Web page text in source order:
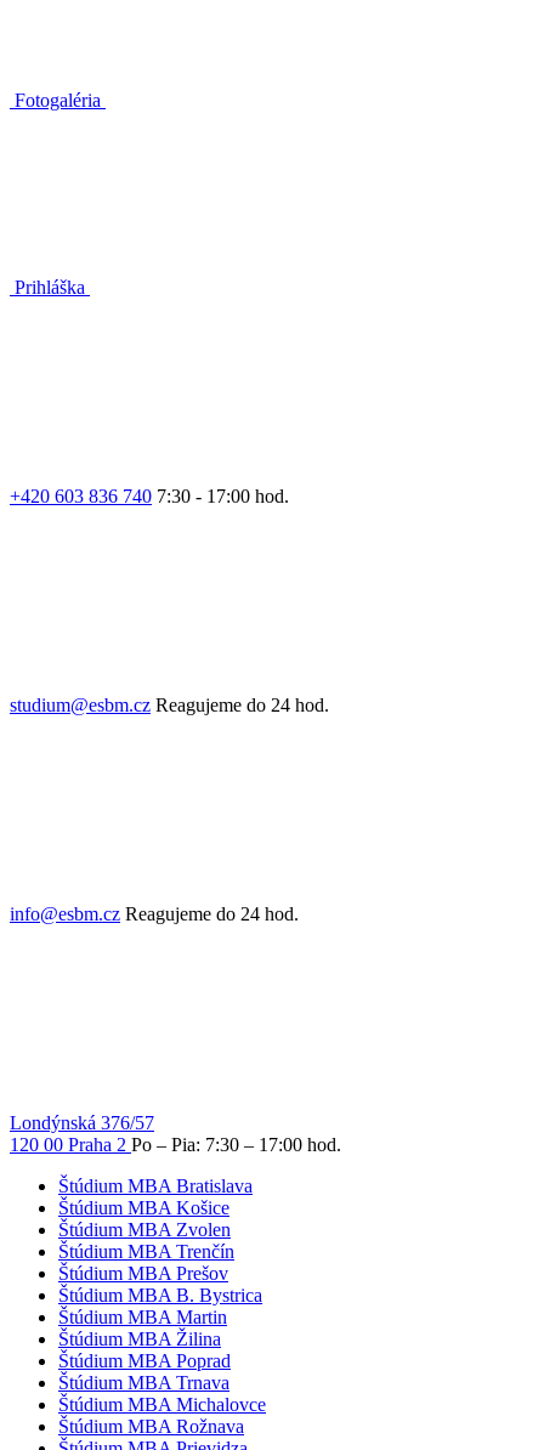
Fotogaléria
Prihláška
+420 603 836 740 7:30 - 17:00 hod.
studium@esbm.cz Reagujeme do 24 hod.
info@esbm.cz Reagujeme do 24 hod.
Londýnská 376/57
120 00 Praha 2 Po – Pia: 7:30 – 17:00 hod.
Štúdium MBA Bratislava
Štúdium MBA Košice
Štúdium MBA Zvolen
Štúdium MBA Trenčín
Štúdium MBA Prešov
Štúdium MBA B. Bystrica
Štúdium MBA Martin
Štúdium MBA Žilina
Štúdium MBA Poprad
Štúdium MBA Trnava
Štúdium MBA Michalovce
Štúdium MBA Rožnava